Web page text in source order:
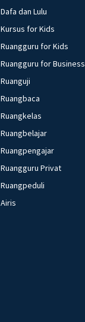
Dafa dan Lulu
Kursus for Kids
Ruangguru for Kids
Ruangguru for Business
Ruanguji
Ruangbaca
Ruangkelas
Ruangbelajar
Ruangpengajar
Ruangguru Privat
Ruangpeduli
Airis